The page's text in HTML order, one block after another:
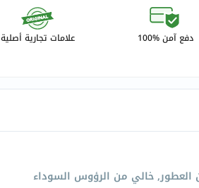
دفع آمن %100 علامات تجارية أصلية
العطور, خالي من الرؤوس السوداء